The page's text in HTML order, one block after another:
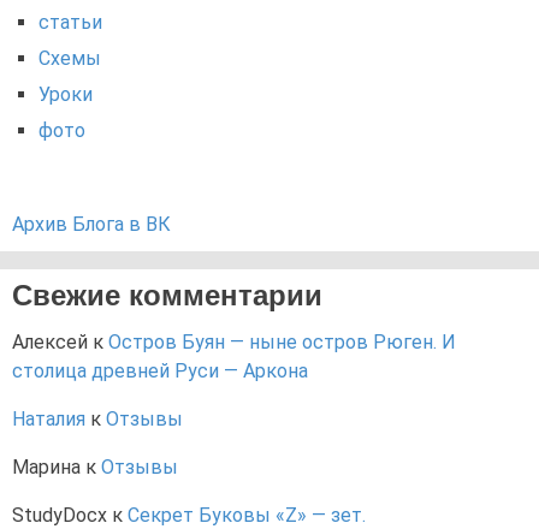
статьи
Схемы
Уроки
фото
Архив Блога в ВК
Свежие комментарии
Алексей к Остров Буян — ныне остров Рюген. И
столица древней Руси — Аркона
Наталия к Отзывы
Марина к Отзывы
StudyDocx к Секрет Буковы «Z» — зет.